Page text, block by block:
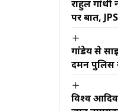
राहुल
पर बात,
गांडेय से
दमन पुलिस
विश्व